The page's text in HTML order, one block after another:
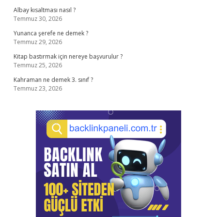
Albay kısaltması nasıl ?
Temmuz 30, 2026
Yunanca şerefe ne demek ?
Temmuz 29, 2026
Kitap bastırmak için nereye başvurulur ?
Temmuz 25, 2026
Kahraman ne demek 3. sınıf ?
Temmuz 23, 2026